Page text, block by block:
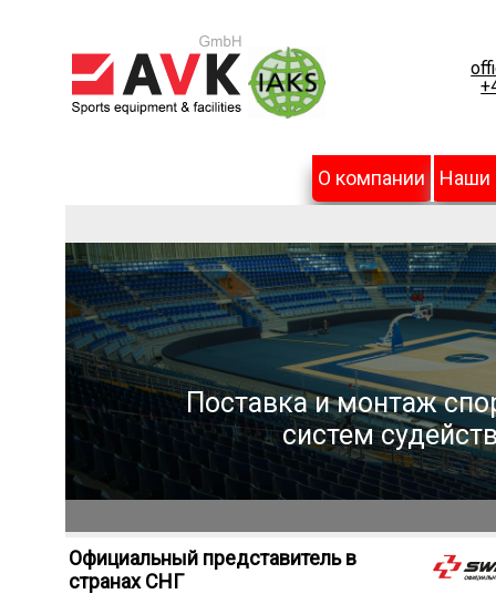
О компании Наши
Поставка и монтаж
систем
Официальный представитель в
странах СНГ